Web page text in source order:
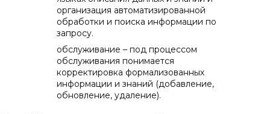
организация автоматизированной
обработки и поиска информации по
запросу.
обслуживание – под процессом
обслуживания понимается
корректировка формализованных
информации и знаний (добавление,
обновление, удаление).